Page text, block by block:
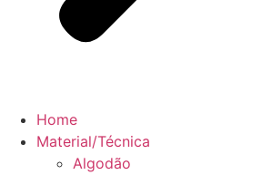
Home
Material/Técnica
Algodão